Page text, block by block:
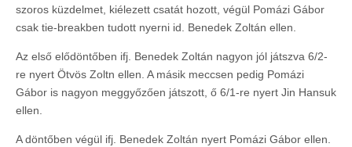
szoros küzdelmet, kiélezett csatát hozott, végül Pomázi Gábor
csak tie-breakben tudott nyerni id. Benedek Zoltán ellen.
Az első elődöntőben ifj. Benedek Zoltán nagyon jól játszva 6/2-
re nyert Ötvös Zoltn ellen. A másik meccsen pedig Pomázi
Gábor is nagyon meggyőzően játszott, ő 6/1-re nyert Jin Hansuk
ellen.
A döntőben végül ifj. Benedek Zoltán nyert Pomázi Gábor ellen.